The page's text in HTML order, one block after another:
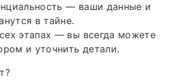
— ваши данные и
в тайне.
этапах — вы всегда можете
и уточнить детали.